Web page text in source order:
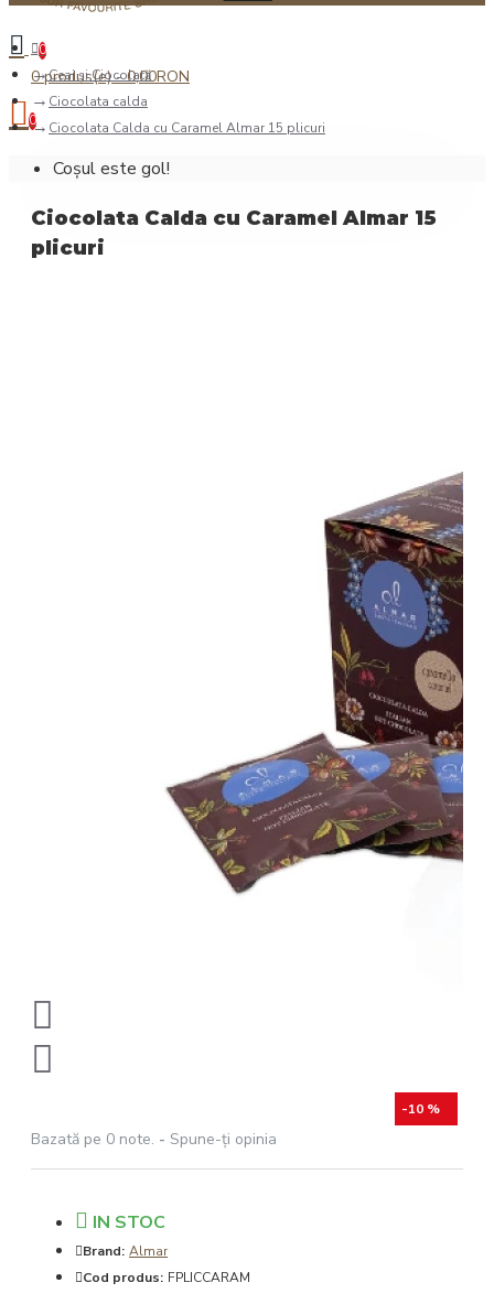
0
0 produs(e) - 0,00RON
0
Coșul este gol!
Ceai şi Ciocolată
Ciocolata calda
Ciocolata Calda cu Caramel Almar 15 plicuri
Ciocolata Calda cu Caramel Almar 15
plicuri
-10 %
Bazată pe 0 note. - Spune-ţi opinia
IN STOC
Brand: Almar
Cod produs: FPLICCARAM